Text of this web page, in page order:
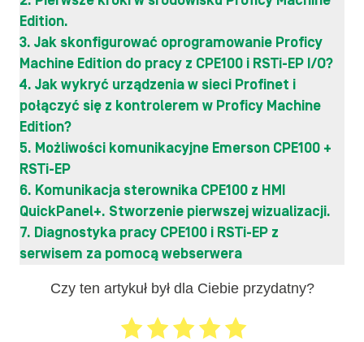
Edition.
3. Jak skonfigurować oprogramowanie Proficy
Machine Edition do pracy z CPE100 i RSTi-EP I/O?
4. Jak wykryć urządzenia w sieci Profinet i
połączyć się z kontrolerem w Proficy Machine
Edition?
5. Możliwości komunikacyjne Emerson CPE100 +
RSTi-EP
6. Komunikacja sterownika CPE100 z HMI
QuickPanel+. Stworzenie pierwszej wizualizacji.
7. Diagnostyka pracy CPE100 i RSTi-EP z
serwisem za pomocą webserwera
Czy ten artykuł był dla Ciebie przydatny?